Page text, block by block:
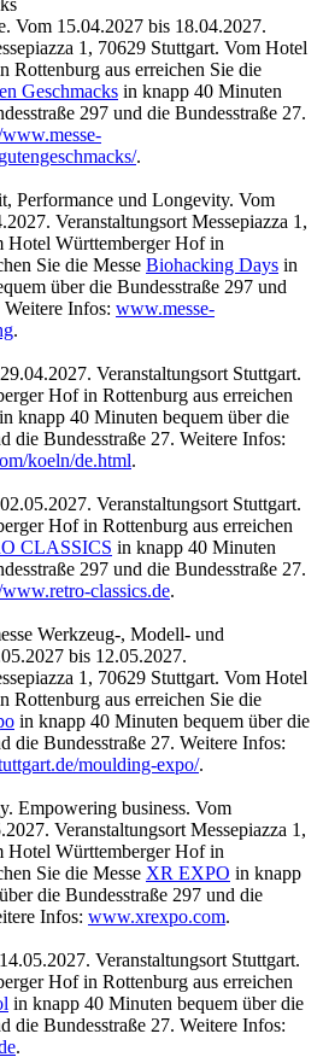
Vom 15.04.2027 bis 18.04.2027.
1, 70629 Stuttgart. Vom Hotel
Rottenburg aus erreichen Sie die
Geschmacks in knapp 40 Minuten
297 und die Bundesstraße 27.
.
Performance und Longevity. Vom
Veranstaltungsort Messepiazza 1,
Hotel Württemberger Hof in
Sie die Messe Biohacking Days in
über die Bundesstraße 297 und
Infos: www.messe-
.
Veranstaltungsort Stuttgart.
Hof in Rottenburg aus erreichen
in knapp 40 Minuten bequem über die
die Bundesstraße 27. Weitere Infos:
koeln/de.html.
Veranstaltungsort Stuttgart.
Hof in Rottenburg aus erreichen
CLASSICS in knapp 40 Minuten
297 und die Bundesstraße 27.
classics.de.
Werkzeug-, Modell- und
bis 12.05.2027.
1, 70629 Stuttgart. Vom Hotel
Rottenburg aus erreichen Sie die
in knapp 40 Minuten bequem über die
die Bundesstraße 27. Weitere Infos:
moulding-expo/.
Empowering business. Vom
Veranstaltungsort Messepiazza 1,
Hotel Württemberger Hof in
Sie die Messe XR EXPO in knapp
die Bundesstraße 297 und die
Infos: www.xrexpo.com.
Veranstaltungsort Stuttgart.
Hof in Rottenburg aus erreichen
in knapp 40 Minuten bequem über die
die Bundesstraße 27. Weitere Infos:
.